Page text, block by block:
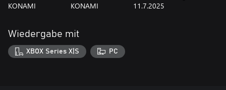
KONAMI KONAMI 11.7.2025
Wiedergabe mit
XBOX Series X|S PC